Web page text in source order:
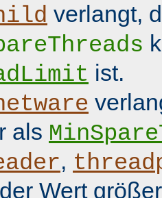
verlangt,
ist.
als
,
Wert